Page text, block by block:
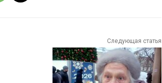
Следующая статья